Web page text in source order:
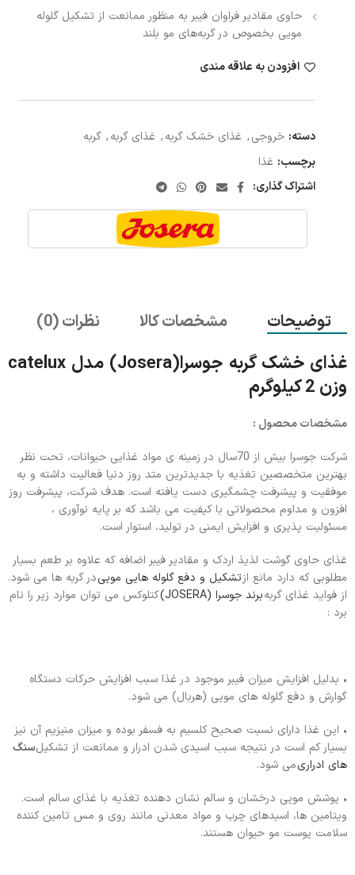
حاوی مقادیر فراوان فیبر به منظور ممانعت از تشکیل گلوله
مویی بخصوص در گربه‌های مو بلند
افزودن به علاقه مندی
دسته: خروجی, غذای خشک گربه, غذای گربه, گربه
برچسب: غذا
اشتراک گذاری:
توضیحات مشخصات کالا نظرات (0)
غذای خشک گربه جوسرا(Josera) مدل catelux
وزن 2 کیلوگرم
مشخصات محصول :
شرکت جوسرا بیش از 70سال در زمینه ی مواد غذایی حیوانات، تحت نظر
بهترین متخصصین تغذیه با جدیدترین متد روز دنیا فعالیت داشته و به
موفقیت و پیشرفت چشمگیری دست یافته است. هدف شرکت، پیشرفت روز
افزون و مداوم محصولاتی با کیفیت می باشد که بر پایه نوآوری ،
مسئولیت پذیری و افزایش ایمنی در تولید، استوار است.
غذای حاوی گوشت لذیذ اردک و مقادیر فیبر اضافه که علاوه بر طعم بسیار
مطلوبی که دارد مانع ازتشکیل و دفع گلوله هایی موییدر گربه ها می شود.
از فواید غذای گربهبرند جوسرا (JOSERA)
کتلوکس می توان موارد زیر را نام
برد :
• بدلیل افزایش میزان فیبر موجود در غذا سبب افزایش حرکات دستگاه
گوارش و دفع گلوله های مویی (هربال) می شود.
• این غذا دارای نسبت صحیح کلسیم به فسفر بوده و میزان منیزیم آن نیز
بسیار کم است در نتیجه سبب اسیدی شدن ادرار و ممانعت از تشکیلسنگ
های ادراریمی شود.
• پوشش مویی درخشان و سالم نشان دهنده تغذیه با غذای سالم است.
ویتامین ها، اسیدهای چرب و مواد معدنی مانند روی و مس تامین کننده
سلامت پوست مو حیوان هستند.